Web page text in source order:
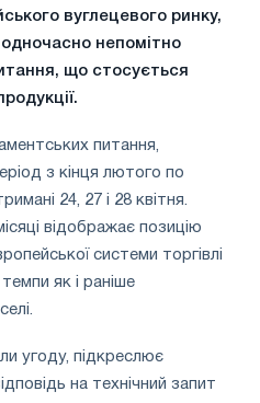
вуглецевого ринку,
непомітно
що стосується
питання,
з кінця лютого по
24, 27 і 28 квітня.
відображає позицію
системи торгівлі
як і раніше
угоду, підкреслює
на технічний запит